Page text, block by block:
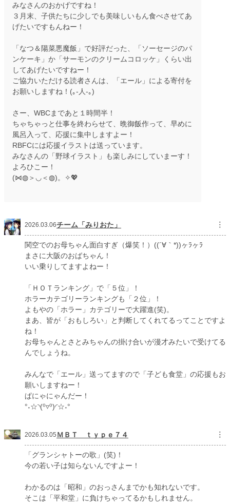
みなさんのおかげですね！
３月末、子供たちに少しでも美味しいもん食べさせてあ
げたいですもんねー！
「なつ＆陽菜悪魔飯」で好評だった、「ソーセージのパ
ンケーキ」か「サーモンのクリームコロッケ」くらい出
してあげたいですねー！
ご協力いただける読者さんは、「エール」による寄付を
お願いしますね！(｡-人-｡)
さー、WBCまであと１時間半！
ちゃちゃっと仕事を終わらせて、晩御飯作って、早めに
風呂入って、応援に集中しますよー！
RBFCには応援イラストは送っています。
みなさんの「野球イラスト」も楽しみにしていまーす！
よろひこー！
(⋈◍＞◡＜◍)。✧💖
2026.03.06チーム「みりおた」 ︙
関空でのお母ちゃん面白すぎ（爆笑！）((´∀｀*))ヶﾗヶﾗ
まさに大阪のおばちゃん！
いい乗りしてますよねー！
「ＨＯＴランキング」で「５位」！
ホラーカテゴリーランキングも「２位」！
よもやの「ホラー」カテゴリーで大躍進(笑)。
まあ、皆が「おもしろい」と判断してくれてるってことですよ
ね！
お母ちゃんとさとみちゃんの掛け合いが漫才みたいで受けてる
んでしょうね。
みんなで「エール」送ってますので「子ども食堂」の応援もお
願いしますねー！
ぱにゃにゃんだー！
°˖☆◝(⁰▿⁰)◜☆˖°
2026.03.05 ＭＢＴ ｔｙｐｅ７４ ︙
「グランシャトーの歌」(笑)！
今の若い子は知らないんですよー！
わかるのは「昭和」のおっさんまでかも知れないです。
そこは「平和堂」に負けちゃってるかもしれません。